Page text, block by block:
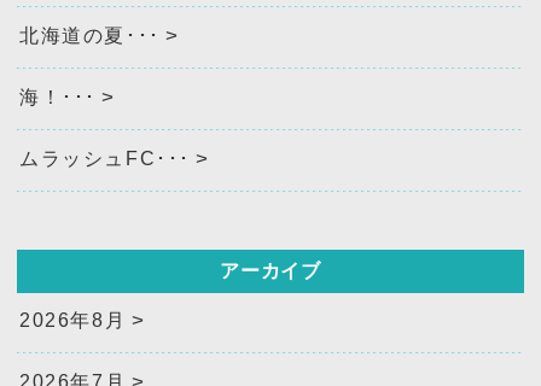
北海道の夏･･･
海！･･･
ムラッシュFC･･･
アーカイブ
2026年8月
2026年7月